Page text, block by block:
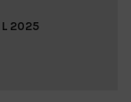
L 2025